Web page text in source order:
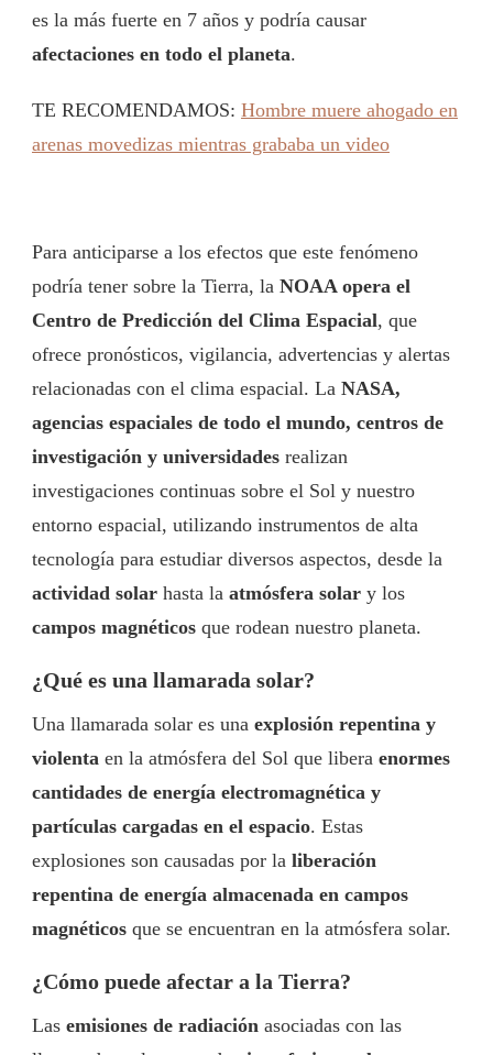
es la más fuerte en 7 años y podría causar
afectaciones en todo el planeta.
TE RECOMENDAMOS: Hombre muere ahogado en
arenas movedizas mientras grababa un video
Para anticiparse a los efectos que este fenómeno
podría tener sobre la Tierra, la NOAA opera el
Centro de Predicción del Clima Espacial, que
ofrece pronósticos, vigilancia, advertencias y alertas
relacionadas con el clima espacial. La NASA,
agencias espaciales de todo el mundo, centros de
investigación y universidades realizan
investigaciones continuas sobre el Sol y nuestro
entorno espacial, utilizando instrumentos de alta
tecnología para estudiar diversos aspectos, desde la
actividad solar hasta la atmósfera solar y los
campos magnéticos que rodean nuestro planeta.
¿Qué es una llamarada solar?
Una llamarada solar es una explosión repentina y
violenta en la atmósfera del Sol que libera enormes
cantidades de energía electromagnética y
partículas cargadas en el espacio. Estas
explosiones son causadas por la liberación
repentina de energía almacenada en campos
magnéticos que se encuentran en la atmósfera solar.
¿Cómo puede afectar a la Tierra?
Las emisiones de radiación asociadas con las